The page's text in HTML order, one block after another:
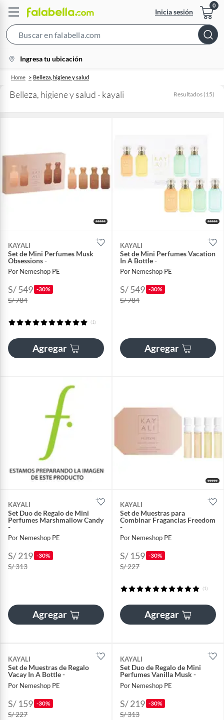
Inicia sesión
Bar
location-
icon
Ingresa tu ubicación
Home Belleza, higiene y salud
Belleza, higiene y salud - kayali Resultados (15)
KAYALI
Set de Mini Perfumes Musk
Obsessions -
Por Nemeshop PE
S/ 549 -30%
S/ 784
(1)
Agregar
KAYALI
Set de Mini Perfumes Vacation
In A Bottle -
Por Nemeshop PE
S/ 549 -30%
S/ 784
Agregar
KAYALI
Set Duo de Regalo de Mini
Perfumes Marshmallow Candy
-
Por Nemeshop PE
S/ 219 -30%
S/ 313
Agregar
KAYALI
Set de Muestras para
Combinar Fragancias Freedom
-
Por Nemeshop PE
S/ 159 -30%
S/ 227
(1)
Agregar
KAYALI
Set de Muestras de Regalo
Vacay In A Bottle -
Por Nemeshop PE
S/ 159 -30%
S/ 227
KAYALI
Set Duo de Regalo de Mini
Perfumes Vanilla Musk -
Por Nemeshop PE
S/ 219 -30%
S/ 313